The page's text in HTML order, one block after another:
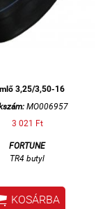
3,25/3,50-16
MO006957
3 021 Ft
FORTUNE
TR4 butyl
KOSÁRBA